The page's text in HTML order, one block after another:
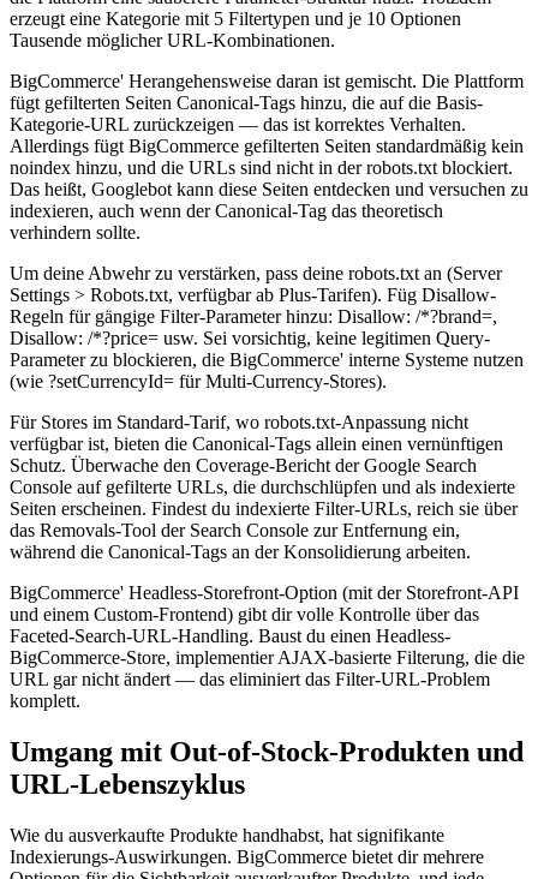
erzeugt eine Kategorie mit 5 Filtertypen und je 10 Optionen
Tausende möglicher URL-Kombinationen.
BigCommerce' Herangehensweise daran ist gemischt. Die Plattform
fügt gefilterten Seiten Canonical-Tags hinzu, die auf die Basis-
Kategorie-URL zurückzeigen — das ist korrektes Verhalten.
Allerdings fügt BigCommerce gefilterten Seiten standardmäßig kein
noindex hinzu, und die URLs sind nicht in der robots.txt blockiert.
Das heißt, Googlebot kann diese Seiten entdecken und versuchen zu
indexieren, auch wenn der Canonical-Tag das theoretisch
verhindern sollte.
Um deine Abwehr zu verstärken, pass deine robots.txt an (Server
Settings > Robots.txt, verfügbar ab Plus-Tarifen). Füg Disallow-
Regeln für gängige Filter-Parameter hinzu: Disallow: /*?brand=,
Disallow: /*?price= usw. Sei vorsichtig, keine legitimen Query-
Parameter zu blockieren, die BigCommerce' interne Systeme nutzen
(wie ?setCurrencyId= für Multi-Currency-Stores).
Für Stores im Standard-Tarif, wo robots.txt-Anpassung nicht
verfügbar ist, bieten die Canonical-Tags allein einen vernünftigen
Schutz. Überwache den Coverage-Bericht der Google Search
Console auf gefilterte URLs, die durchschlüpfen und als indexierte
Seiten erscheinen. Findest du indexierte Filter-URLs, reich sie über
das Removals-Tool der Search Console zur Entfernung ein,
während die Canonical-Tags an der Konsolidierung arbeiten.
BigCommerce' Headless-Storefront-Option (mit der Storefront-API
und einem Custom-Frontend) gibt dir volle Kontrolle über das
Faceted-Search-URL-Handling. Baust du einen Headless-
BigCommerce-Store, implementier AJAX-basierte Filterung, die die
URL gar nicht ändert — das eliminiert das Filter-URL-Problem
komplett.
Umgang mit Out-of-Stock-Produkten und
URL-Lebenszyklus
Wie du ausverkaufte Produkte handhabst, hat signifikante
Indexierungs-Auswirkungen. BigCommerce bietet dir mehrere